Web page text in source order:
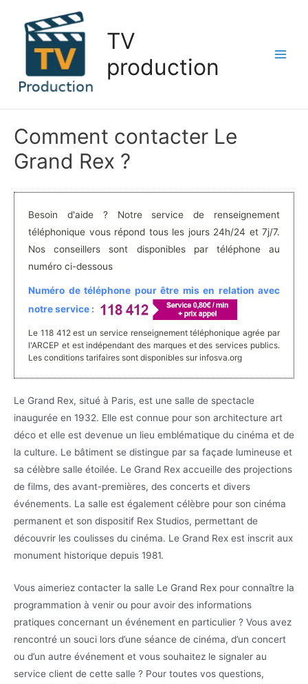
contenu
TV
production
Comment contacter Le
Grand Rex ?
Besoin d'aide ? Notre service de renseignement
téléphonique vous répond tous les jours 24h/24 et 7j/7.
Nos conseillers sont disponibles par téléphone au
numéro ci-dessous
Numéro de téléphone pour être mis en relation avec
notre service :
Le 118 412 est un service renseignement téléphonique agrée par
l'ARCEP et est indépendant des marques et des services publics.
Les conditions tarifaires sont disponibles sur infosva.org
Le Grand Rex, situé à Paris, est une salle de spectacle
inaugurée en 1932. Elle est connue pour son architecture art
déco et elle est devenue un lieu emblématique du cinéma et de
la culture. Le bâtiment se distingue par sa façade lumineuse et
sa célèbre salle étoilée. Le Grand Rex accueille des projections
de films, des avant-premières, des concerts et divers
événements. La salle est également célèbre pour son cinéma
permanent et son dispositif Rex Studios, permettant de
découvrir les coulisses du cinéma. Le Grand Rex est inscrit aux
monument historique depuis 1981.
Vous aimeriez contacter la salle Le Grand Rex pour connaître la
programmation à venir ou pour avoir des informations
pratiques concernant un événement en particulier ? Vous avez
rencontré un souci lors d’une séance de cinéma, d’un concert
ou d’un autre événement et vous souhaitez le signaler au
service client de cette salle ? Pour toutes vos questions,